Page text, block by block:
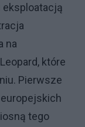
eksploatacją
na
które
Pierwsze
tego